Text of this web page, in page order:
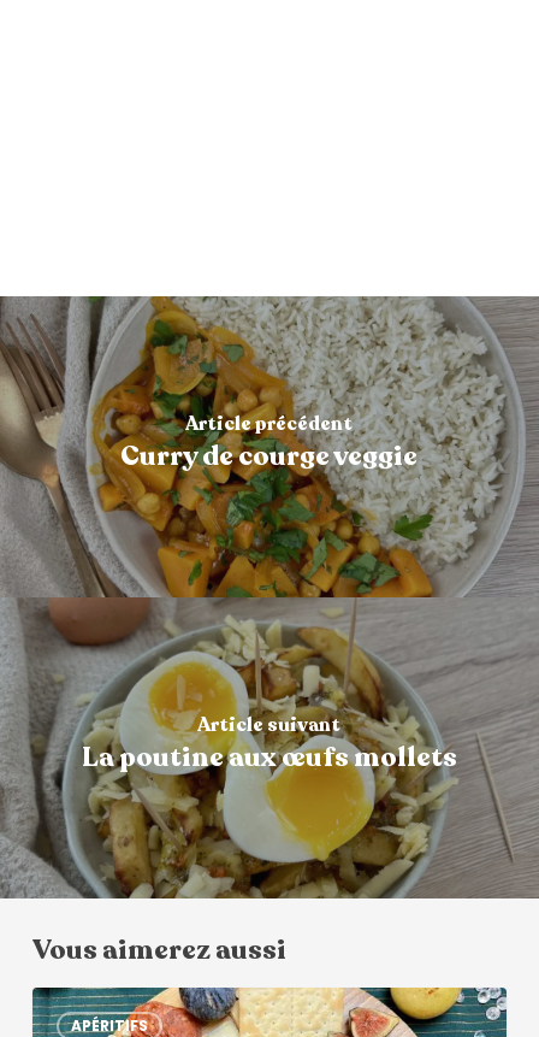
Article précédent
Curry de courge veggie
Article suivant
La poutine aux œufs mollets
Vous aimerez aussi
APÉRITIFS